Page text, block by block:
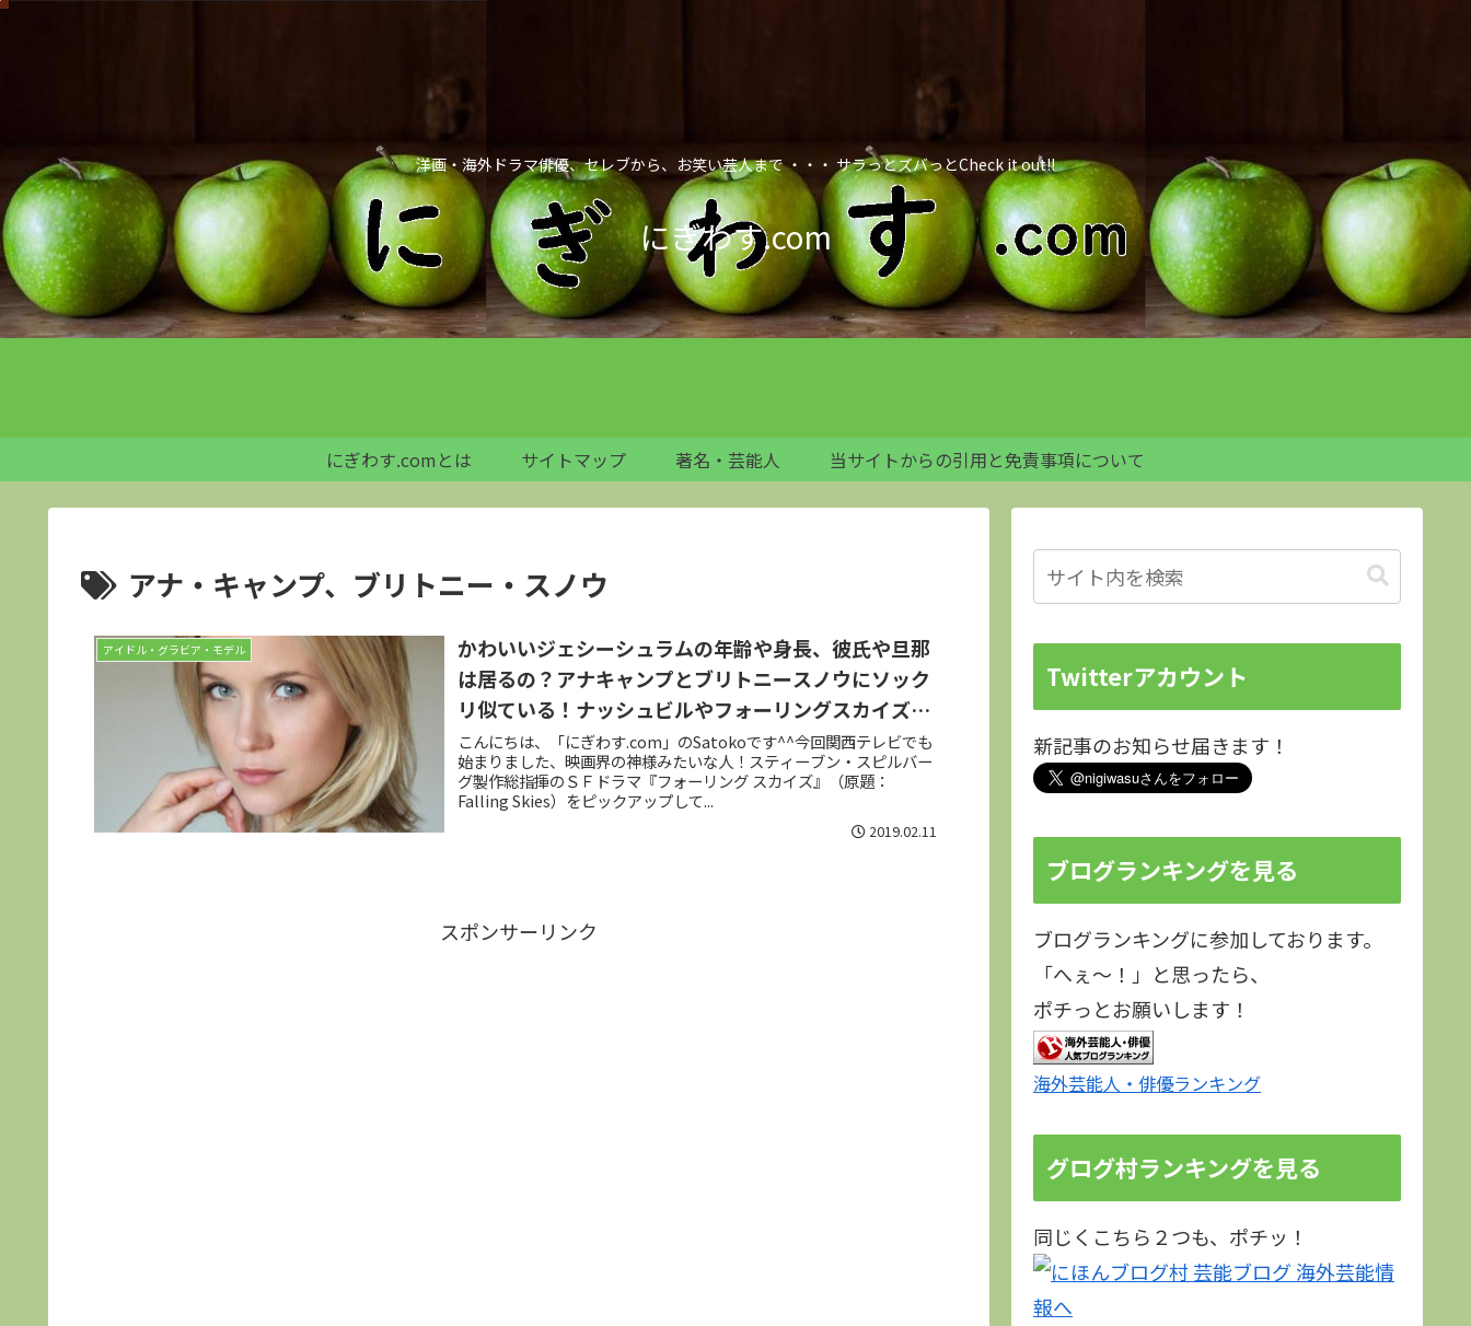
洋画・海外ドラマ俳優、セレブから、お笑い芸人まで ・・・ サラっとズバっとCheck it out!!
にぎわす.com
にぎわす.comとは サイトマップ 著名・芸能人 当サイトからの引用と免責事項について
アナ・キャンプ、ブリトニー・スノウ
アイドル・グラビア・モデル
かわいいジェシーシュラムの年齢や身長、彼氏や旦那
は居るの？アナキャンプとブリトニースノウにソック
リ似ている！ナッシュビルやフォーリングスカイズな
ど出演作
こんにちは、「にぎわす.com」のSatokoです^^今回関西テレビでも
始まりました、映画界の神様みたいな人！スティーブン・スピルバー
グ製作総指揮のＳＦドラマ『フォーリング スカイズ』（原題：
Falling Skies）をピックアップして...
2019.02.11
スポンサーリンク
Twitterアカウント
新記事のお知らせ届きます！
ブログランキングを見る
ブログランキングに参加しております。
「へぇ～！」と思ったら、
ポチっとお願いします！
海外芸能人・俳優ランキング
グログ村ランキングを見る
同じくこちら２つも、ポチッ！